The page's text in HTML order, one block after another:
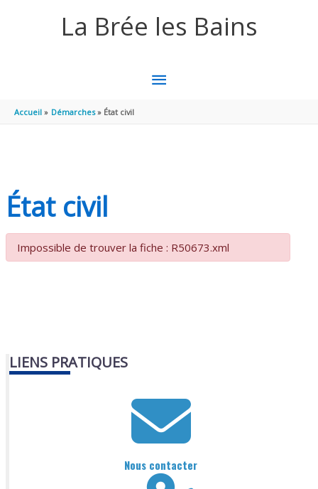
La Brée les Bains
MENU
Accueil Démarches État civil
État civil
Impossible de trouver la fiche : R50673.xml
LIENS PRATIQUES
Nous contacter